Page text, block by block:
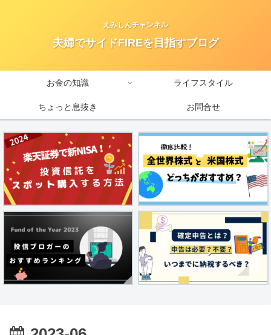
えみしんチャンネル
夫婦でサイドFIREを目指すブログ
お金の知識 ライフスタイル
ちょっと息抜き お問合せ